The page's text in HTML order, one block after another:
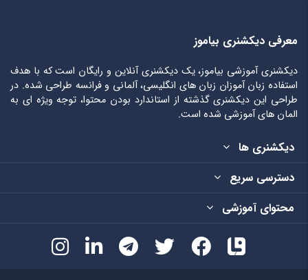
معرفی دیکشنری بیاموز
دیکشنری آموزشی بیاموز، یک دیکشنری آنلاین و رایگان است که با هدف
استفاده زبان آموزان زبان های انگلیسی، آلمانی و فرانسه طراحی شده. در
طراحی این دیکشنری گذشته از استاندارد بودن محتوا، توجه ویژه ای به
المان های آموزشی شده است.
دیکشنری ها
دسترسی سریع
محتوای آموزشی